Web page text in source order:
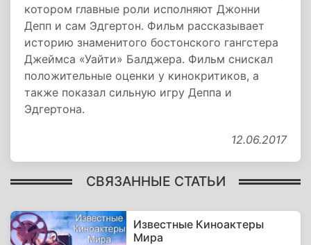
котором главные роли исполняют Джонни
Депп и сам Эдгертон. Фильм рассказывает
историю знаменитого бостонского гангстера
Джеймса «Уайти» Балджера. Фильм снискал
положительные оценки у кинокритиков, а
также показал сильную игру Деппа и
Эдгертона.
12.06.2017
СВЯЗАННЫЕ СТАТЬИ
Известные Киноактеры
Мира